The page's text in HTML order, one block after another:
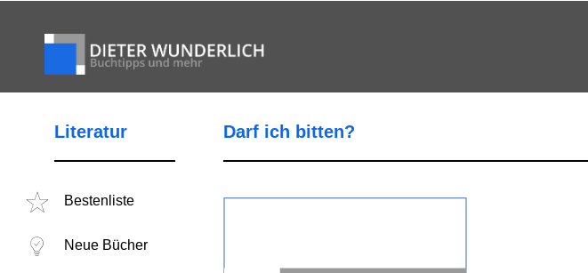
Literatur
Bestenliste
Neue Bücher
Darf ich bitten?